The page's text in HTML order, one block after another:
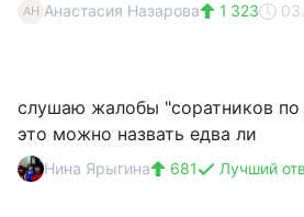
АН Анастасия Назарова 1 323
слушаю жалобы "соратников по
это можно назвать едва ли
Нина Ярыгина 681 Лучший